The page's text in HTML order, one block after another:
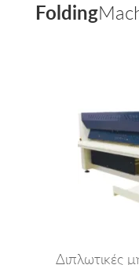
Folding
Διπλωτικές